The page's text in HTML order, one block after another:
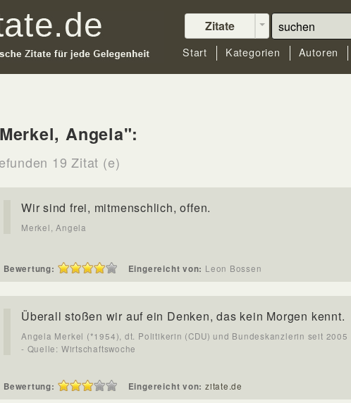
Zitate
Start Kategorien Autoren
Angela":
19 Zitat (e)
Wir sind frei, mitmenschlich, offen.
Merkel, Angela
Bewertung: Eingereicht von: Leon Bossen
Überall stoßen wir auf ein Denken, das kein Morgen kennt.
Angela Merkel (*1954), dt. Politikerin (CDU) und Bundeskanzlerin seit 2005
- Quelle: Wirtschaftswoche
Bewertung: Eingereicht von: zitate.de